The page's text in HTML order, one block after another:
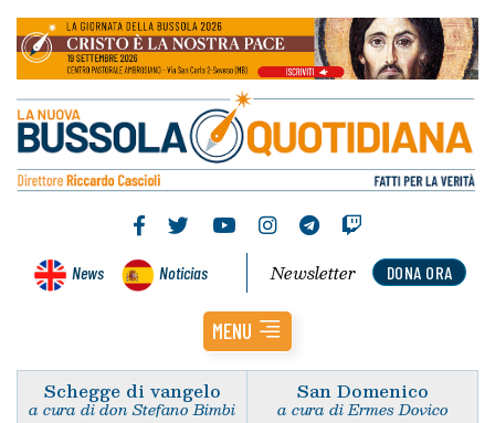
News Noticias DONA ORA
Newsletter
MENU
Schegge di vangelo
a cura di don Stefano Bimbi
San Domenico
a cura di Ermes Dovico